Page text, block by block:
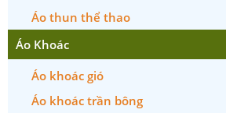
Áo thun thể thao
Áo Khoác
Áo khoác gió
Áo khoác trần bông